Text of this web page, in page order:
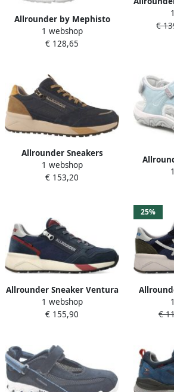
Allrounder by Mephisto
Sandalen met sleehak
1 webshop
€ 128,65
€
Allrounder Sneakers
Scarmaro Dress Blue
1 webshop
€ 153,20
Allrounder Sneaker Ventura
Tex Denim Blauw Suède
Mesh 5½ 38½
1 webshop
€ 155,90
25%
€